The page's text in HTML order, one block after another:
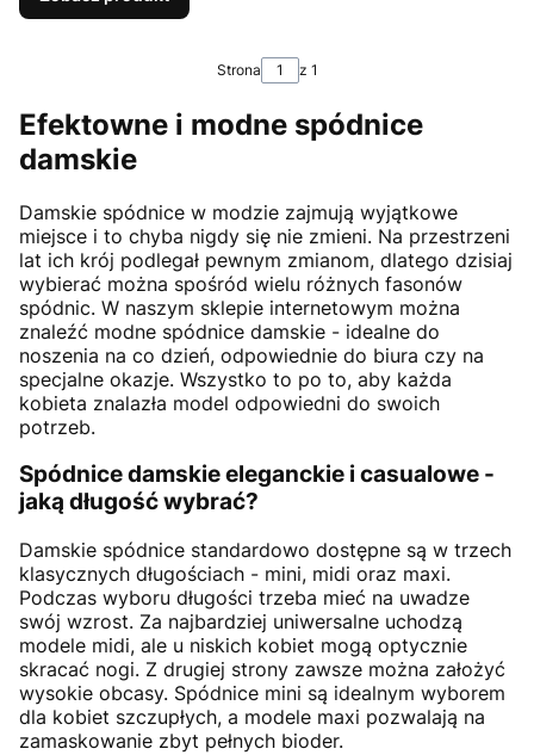
Strona z 1
Efektowne i modne spódnice
damskie
Damskie spódnice w modzie zajmują wyjątkowe
miejsce i to chyba nigdy się nie zmieni. Na przestrzeni
lat ich krój podlegał pewnym zmianom, dlatego dzisiaj
wybierać można spośród wielu różnych fasonów
spódnic. W naszym sklepie internetowym można
znaleźć modne spódnice damskie - idealne do
noszenia na co dzień, odpowiednie do biura czy na
specjalne okazje. Wszystko to po to, aby każda
kobieta znalazła model odpowiedni do swoich
potrzeb.
Spódnice damskie eleganckie i casualowe -
jaką długość wybrać?
Damskie spódnice standardowo dostępne są w trzech
klasycznych długościach - mini, midi oraz maxi.
Podczas wyboru długości trzeba mieć na uwadze
swój wzrost. Za najbardziej uniwersalne uchodzą
modele midi, ale u niskich kobiet mogą optycznie
skracać nogi. Z drugiej strony zawsze można założyć
wysokie obcasy. Spódnice mini są idealnym wyborem
dla kobiet szczupłych, a modele maxi pozwalają na
zamaskowanie zbyt pełnych bioder.